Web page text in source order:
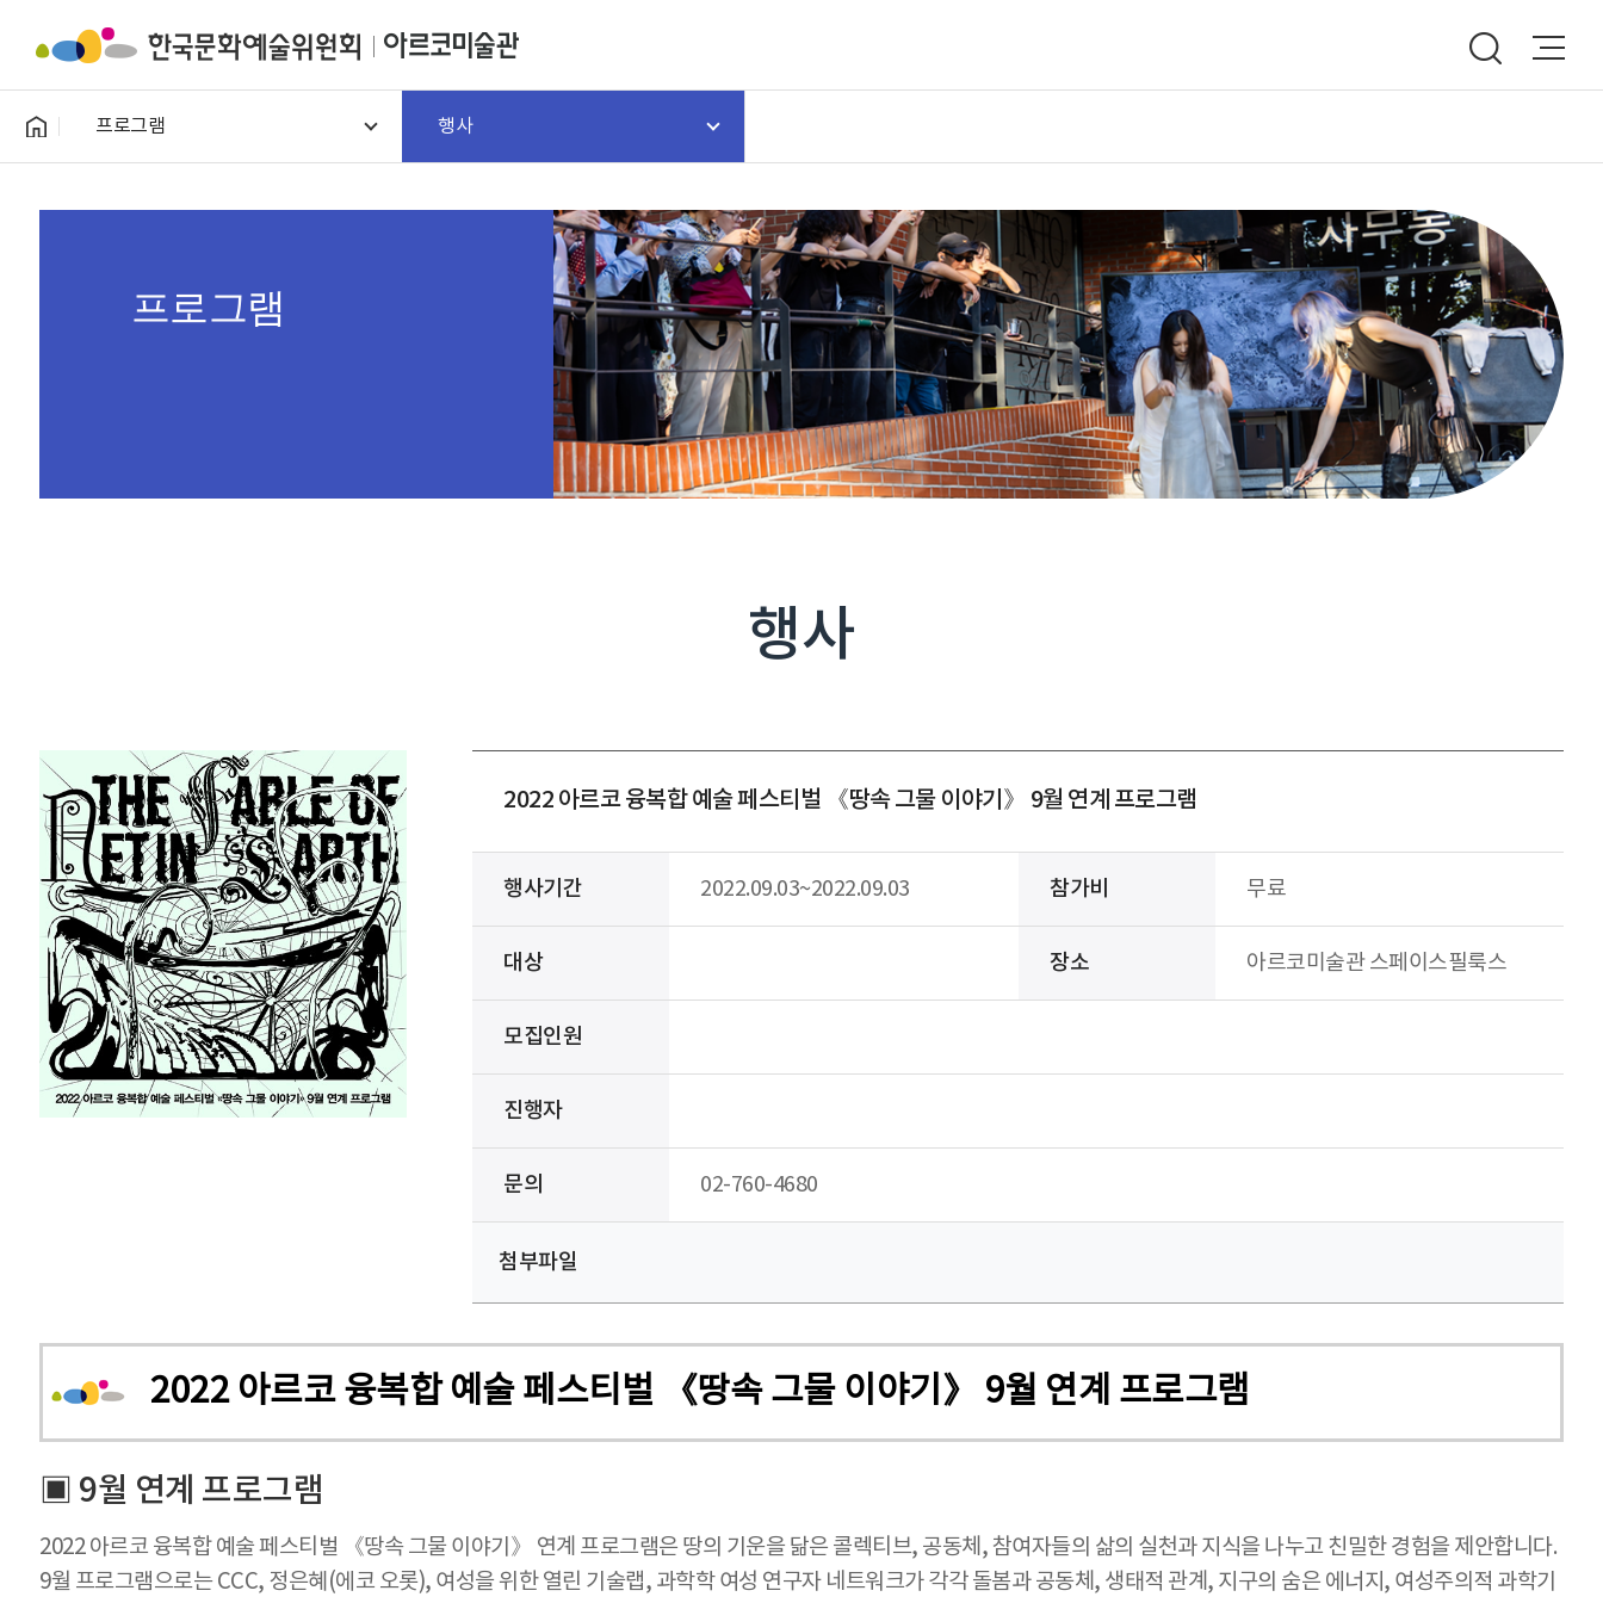
프로그램 행사
프로그램
행사
2022 아르코 융복합 예술 페스티벌 《땅속 그물 이야기》 9월 연계 프로그램
행사기간 2022.09.03~2022.09.03 참가비 무료
대상 장소 아르코미술관 스페이스필룩스
모집인원
진행자
문의 02-760-4680
첨부파일
2022 아르코 융복합 예술 페스티벌 《땅속 그물 이야기》 9월 연계 프로그램
▣ 9월 연계 프로그램
2022 아르코 융복합 예술 페스티벌 《땅속 그물 이야기》 연계 프로그램은 땅의 기운을 닮은 콜렉티브, 공동체, 참여자들의 삶의 실천과 지식을 나누고 친밀한 경험을 제안합니다.
9월 프로그램으로는 CCC, 정은혜(에코 오롯), 여성을 위한 열린 기술랩, 과학학 여성 연구자 네트워크가 각각 돌봄과 공동체, 생태적 관계, 지구의 숨은 에너지, 여성주의적 과학기